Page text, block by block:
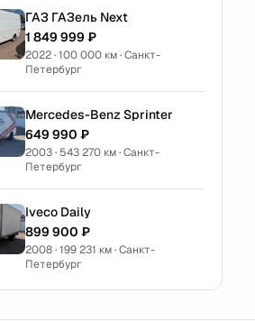
ГАЗ ГАЗель Next
1 849 999 ₽
2022 · 100 000 км · Санкт-
Петербург
Mercedes-Benz Sprinter
649 990 ₽
2003 · 543 270 км · Санкт-
Петербург
Iveco Daily
899 900 ₽
2008 · 199 231 км · Санкт-
Петербург